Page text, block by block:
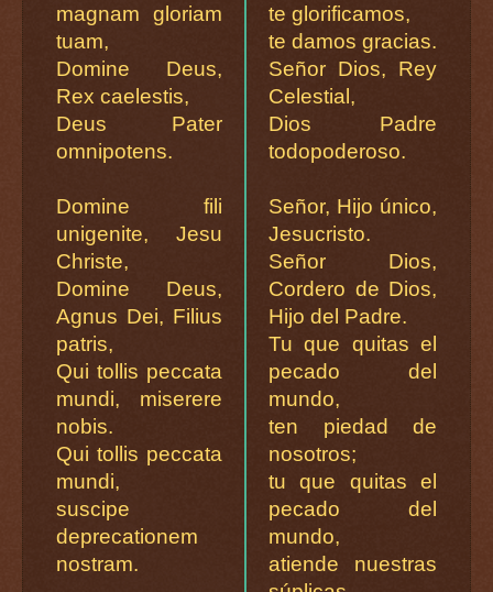
magnam gloriam
tuam,
Domine Deus,
Rex caelestis,
Deus Pater
omnipotens.
Domine fili
unigenite, Jesu
Christe,
Domine Deus,
Agnus Dei, Filius
patris,
Qui tollis peccata
mundi, miserere
nobis.
Qui tollis peccata
mundi,
suscipe
deprecationem
nostram.
te glorificamos,
te damos gracias.
Señor Dios, Rey
Celestial,
Dios Padre
todopoderoso.
Señor, Hijo único,
Jesucristo.
Señor Dios,
Cordero de Dios,
Hijo del Padre.
Tu que quitas el
pecado del
mundo,
ten piedad de
nosotros;
tu que quitas el
pecado del
mundo,
atiende nuestras